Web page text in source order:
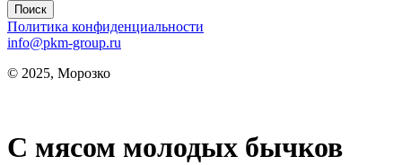
Поиск
Политика конфиденциальности
info@pkm-group.ru
© 2025, Морозко
С мясом молодых бычков